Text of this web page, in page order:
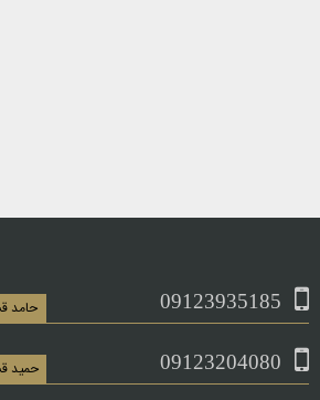
09123935185 حامد
09123204080 حمید